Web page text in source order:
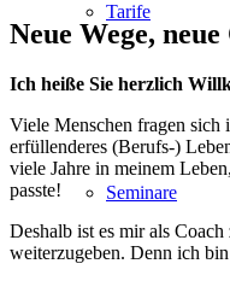
Tarife
Seminare
Neue Wege, neue
Ich heiße Sie herzlich
Viele Menschen fragen sich
erfüllenderes (Berufs-)
viele Jahre in meinem
passte!
Deshalb ist es mir als
weiterzugeben. Denn ich